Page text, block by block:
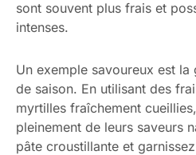
sont souvent plus frais et
intenses.
Un exemple savoureux est
de saison. En utilisant des
myrtilles fraîchement
pleinement de leurs saveurs
pâte croustillante et